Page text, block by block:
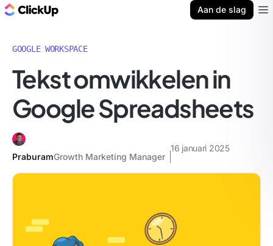
Aan de slag
GOOGLE WORKSPACE
Tekst omwikkelen in
Google Spreadsheets
PraburamGrowth Marketing Manager
16 januari 2025